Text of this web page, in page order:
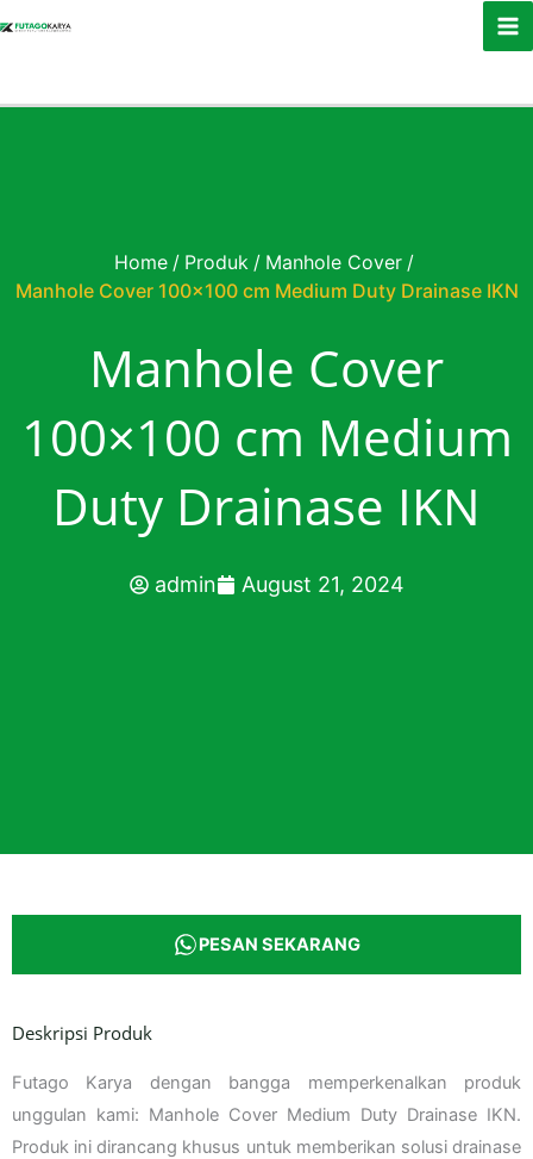
Home / Produk / Manhole Cover /
Manhole Cover 100×100 cm Medium Duty Drainase IKN
Manhole Cover
100×100 cm Medium
Duty Drainase IKN
admin August 21, 2024
PESAN SEKARANG
Deskripsi Produk
Futago Karya dengan bangga memperkenalkan produk
unggulan kami: Manhole Cover Medium Duty Drainase IKN.
Produk ini dirancang khusus untuk memberikan solusi drainase